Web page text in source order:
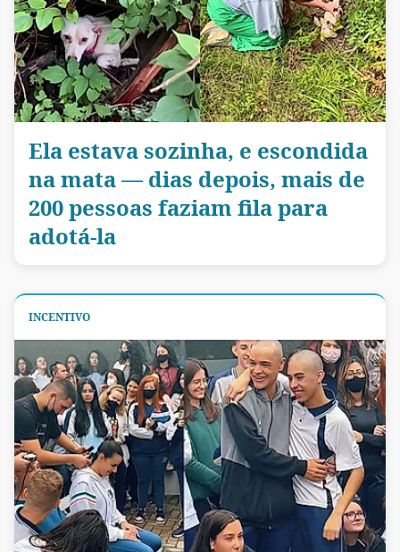
Ela estava sozinha, e escondida
na mata — dias depois, mais de
200 pessoas faziam fila para
adotá-la
INCENTIVO